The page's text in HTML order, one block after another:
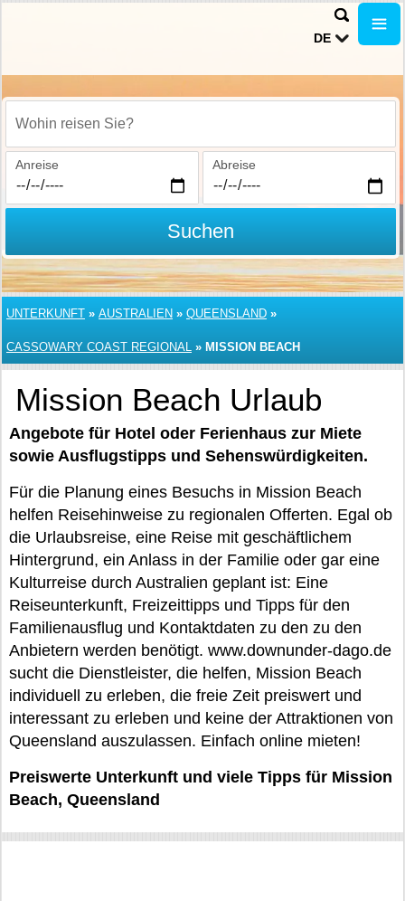
DE
Wohin reisen Sie?
Anreise Abreise
Suchen
UNTERKUNFT » AUSTRALIEN » QUEENSLAND »
CASSOWARY COAST REGIONAL » MISSION BEACH
Mission Beach Urlaub
Angebote für Hotel oder Ferienhaus zur Miete
sowie Ausflugstipps und Sehenswürdigkeiten.
Für die Planung eines Besuchs in Mission Beach
helfen Reisehinweise zu regionalen Offerten. Egal ob
die Urlaubsreise, eine Reise mit geschäftlichem
Hintergrund, ein Anlass in der Familie oder gar eine
Kulturreise durch Australien geplant ist: Eine
Reiseunterkunft, Freizeittipps und Tipps für den
Familienausflug und Kontaktdaten zu den zu den
Anbietern werden benötigt. www.downunder-dago.de
sucht die Dienstleister, die helfen, Mission Beach
individuell zu erleben, die freie Zeit preiswert und
interessant zu erleben und keine der Attraktionen von
Queensland auszulassen. Einfach online mieten!
Preiswerte Unterkunft und viele Tipps für Mission
Beach, Queensland